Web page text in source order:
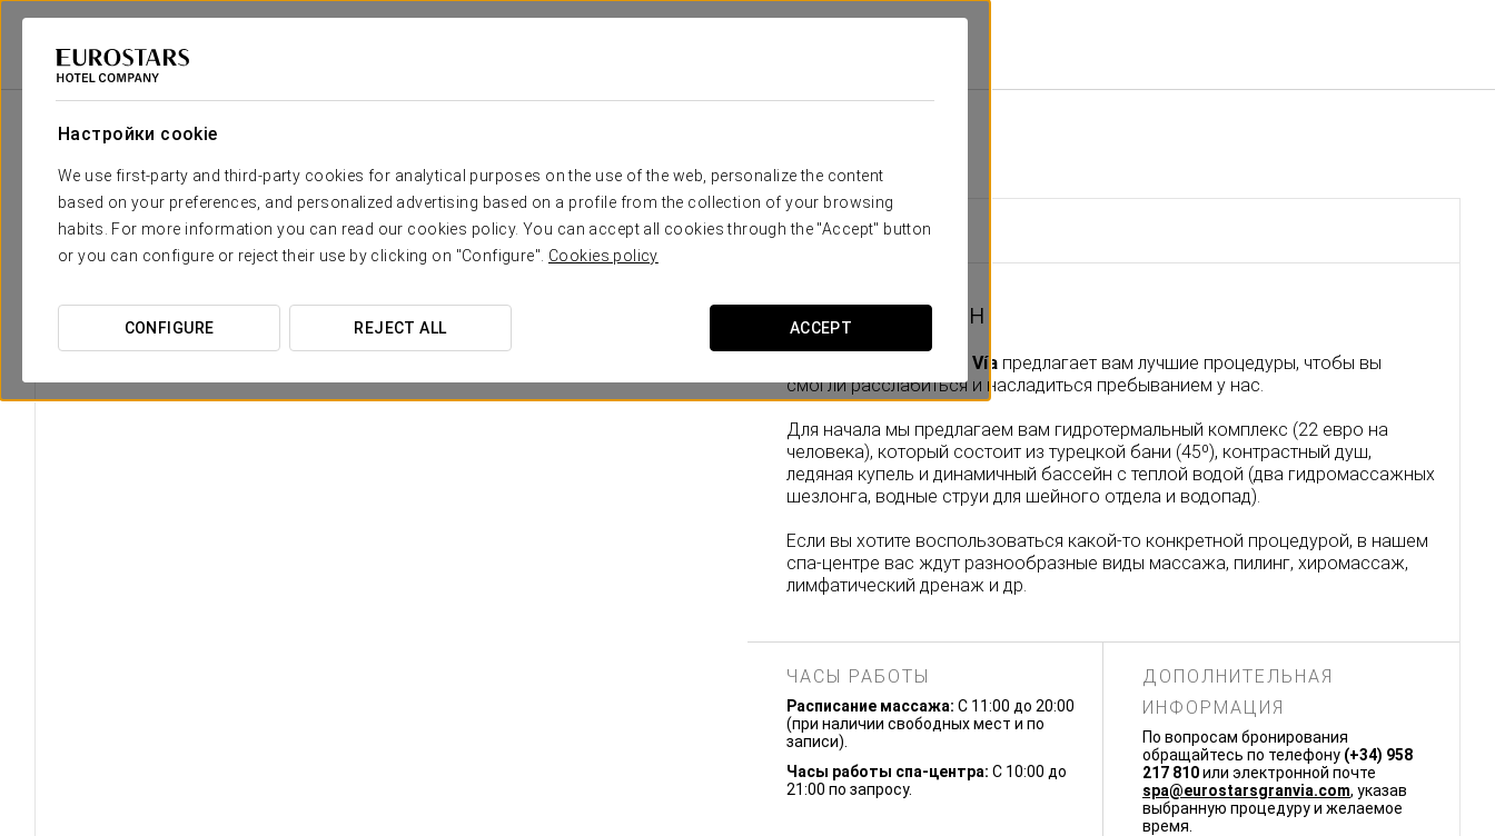
Настройки cookie
We use first-party and third-party cookies for analytical purposes on the use of the web, personalize the content
based on your preferences, and personalized advertising based on a profile from the collection of your browsing
habits. For more information you can read our cookies policy. You can accept all cookies through the "Accept" button
or you can configure or reject their use by clicking on "Configure". Cookies policy
CONFIGURE REJECT ALL ACCEPT
Eurostars Hotel Company
Наш спа-салон
Eurostars Gran Vía предлагает вам лучшие процедуры, чтобы вы
смогли расслабиться и насладиться пребыванием у нас.
Для начала мы предлагаем вам гидротермальный комплекс (22 евро на
человека), который состоит из турецкой бани (45º), контрастный душ,
ледяная купель и динамичный бассейн с теплой водой (два гидромассажных
шезлонга, водные струи для шейного отдела и водопад).
Если вы хотите воспользоваться какой-то конкретной процедурой, в нашем
спа-центре вас ждут разнообразные виды массажа, пилинг, хиромассаж,
лимфатический дренаж и др.
ЧАСЫ РАБОТЫ
Расписание массажа: С 11:00 до 20:00
(при наличии свободных мест и по
записи).
Часы работы спа-центра: С 10:00 до
21:00 по запросу.
ДОПОЛНИТЕЛЬНАЯ
ИНФОРМАЦИЯ
По вопросам бронирования
обращайтесь по телефону (+34) 958
217 810или электронной почте
spa@eurostarsgranvia.com, указав
выбранную процедуру и желаемое
время.